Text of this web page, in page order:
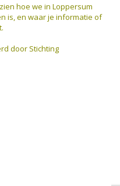
hoe we in Loppersum
is, en waar je informatie of
door Stichting